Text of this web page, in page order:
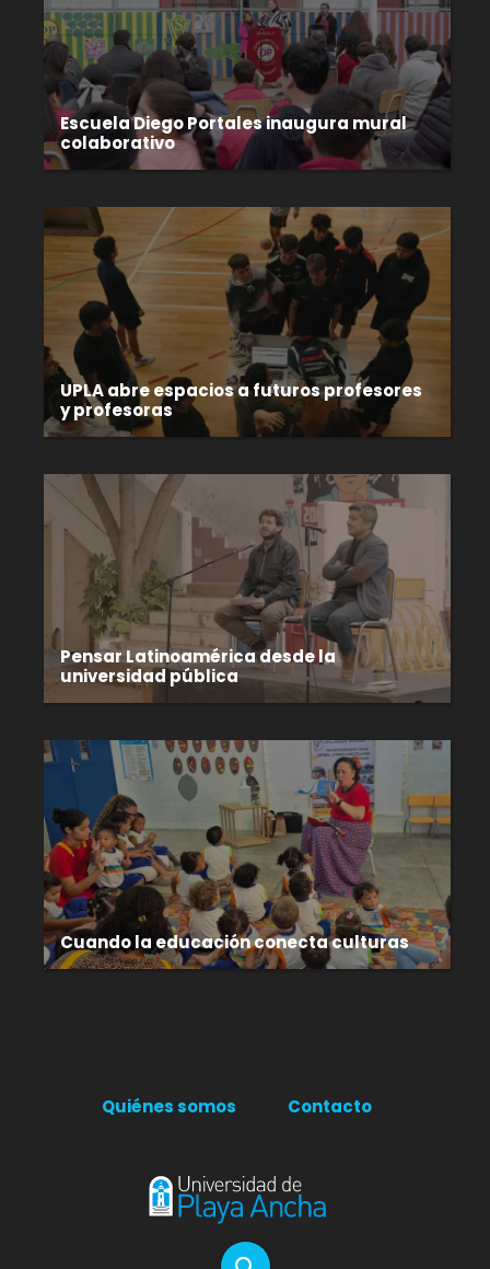
Escuela Diego Portales inaugura mural
colaborativo
UPLA abre espacios a futuros profesores
y profesoras
Pensar Latinoamérica desde la
universidad pública
Cuando la educación conecta culturas
Quiénes somos Contacto